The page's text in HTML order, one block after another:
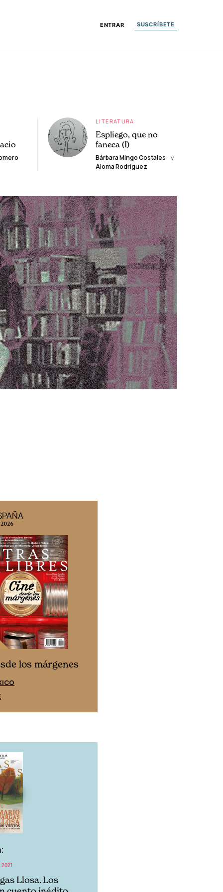
ENTRAR SUSCRÍBETE
LITERATURA
Espliego, que no
faneca (I)
Bárbara Mingo Costales
y
Aloma Rodríguez
los márgenes
Llosa. Los